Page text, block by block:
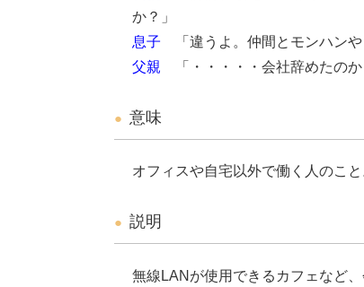
か？」
息子 「違うよ。仲間とモンハンや
父親 「・・・・・会社辞めたのか
意味
オフィスや自宅以外で働く人のこと
説明
無線LANが使用できるカフェなど